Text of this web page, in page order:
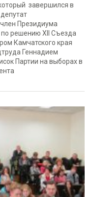
завершился в
Президиума
по решению XII Съезда
Камчатского края
Геннадием
Партии на выборах в